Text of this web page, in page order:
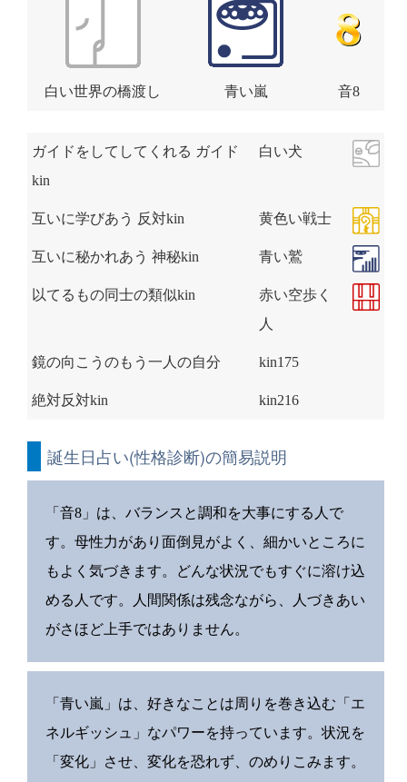
白い世界の橋渡し 青い嵐 音8
ガイドをしてしてくれる ガイド
kin
白い犬
互いに学びあう 反対kin 黄色い戦士
互いに秘かれあう 神秘kin 青い鷲
以てるもの同士の類似kin
赤い空歩く
人
鏡の向こうのもう一人の自分 kin175
絶対反対kin kin216
誕生日占い(性格診断)の簡易説明
「音8」は、バランスと調和を大事にする人で
す。母性力があり面倒見がよく、細かいところに
もよく気づきます。どんな状況でもすぐに溶け込
める人です。人間関係は残念ながら、人づきあい
がさほど上手ではありません。
「青い嵐」は、好きなことは周りを巻き込む「エ
ネルギッシュ」なパワーを持っています。状況を
「変化」させ、変化を恐れず、のめりこみます。